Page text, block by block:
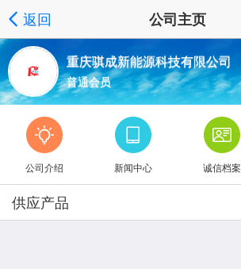
返回 公司主页
重庆骐成新能源科技有限公司
普通会员
公司介绍 新闻中心 诚信档案
供应产品